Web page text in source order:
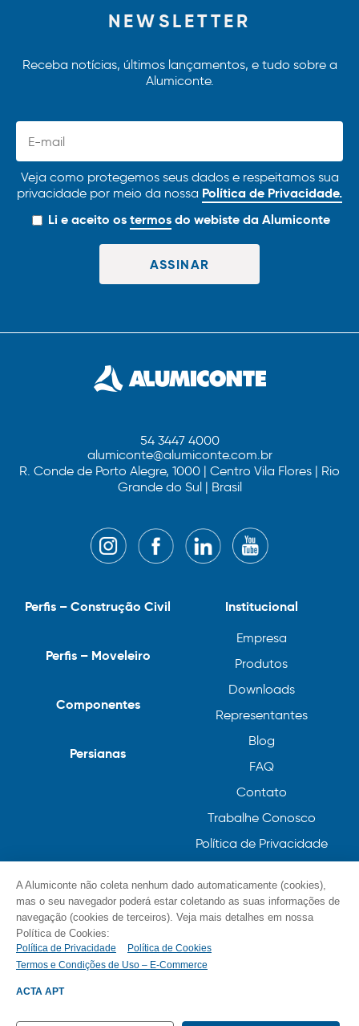
NEWSLETTER
Receba notícias, últimos lançamentos, e tudo sobre a
Alumiconte.
Veja como protegemos seus dados e respeitamos sua
privacidade por meio da nossa Política de Privacidade.
Li e aceito ostermosdo webiste da Alumiconte
54 3447 4000
alumiconte@alumiconte.com.br
R. Conde de Porto Alegre, 1000 | Centro Vila Flores | Rio
Grande do Sul | Brasil
Institucional
Empresa
Produtos
Downloads
Representantes
Blog
FAQ
Contato
Trabalhe Conosco
Política de Privacidade
Perfis – Construção Civil
Perfis – Moveleiro
Componentes
Persianas
© Alumiconte, Grande como as minhas ideias /
A Alumiconte não coleta nenhum dado automaticamente (cookies),
mas o seu navegador poderá estar coletando as suas informações de
navegação (cookies de terceiros). Veja mais detalhes em nossa
Política de Cookies:
Política de Privacidade
Política de Cookies
Termos e Condições de Uso – E-Commerce
ACTA APT